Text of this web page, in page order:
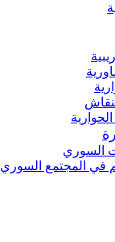
السوري
في المجتمع السوري